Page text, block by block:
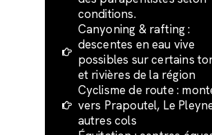
conditions.
Canyoning & rafting :
descentes en eau vive
possibles sur certains
et rivières de la région
Cyclisme de route :
vers Prapoutel, Le
autres cols